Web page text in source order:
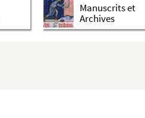
Manuscrits et
Archives